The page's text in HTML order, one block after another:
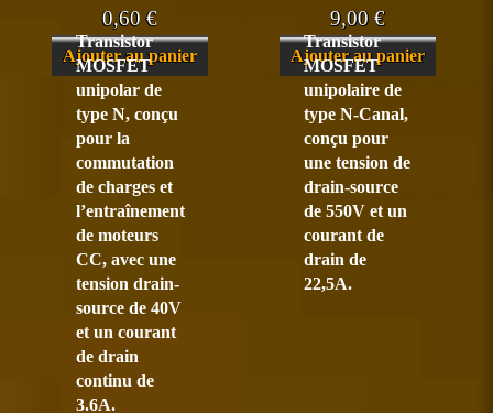
0,60€
Ajouter au panier
Transistor
MOSFET
unipolar de
type N, conçu
pour la
commutation
de charges et
l’entraînement
de moteurs
CC, avec une
tension drain-
source de 40V
et un courant
de drain
continu de
3.6A.
9,00€
Ajouter au panier
Transistor
MOSFET
unipolaire de
type N-Canal,
conçu pour
une tension de
drain-source
de 550V et un
courant de
drain de
22,5A.